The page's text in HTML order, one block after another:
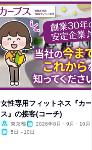
女性専用フィットネス『カ
ス』の接客(コーチ)
東京都
2026年8月・9月・10月
月・12月
5日～10日